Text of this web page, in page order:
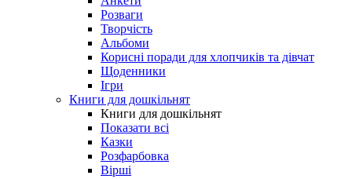
Розваги
Творчість
Альбоми
Корисні поради для хлопчиків та дівчат
Щоденники
Ігри
Книги для дошкільнят
Книги для дошкільнят
Показати всі
Казки
Розфарбовка
Вірші